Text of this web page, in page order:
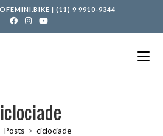
| (11) 9 9910-9344
Posts > ciclociade